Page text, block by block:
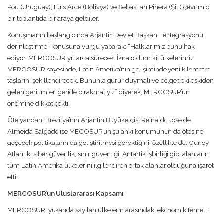
Pou (Uruguay); Luis Arce (Bolivya) ve Sebastian Pinera (Şili) çevrimiçi
bir toplantıda bir araya geldiler.
Konuşmanın başlangıcında Arjantin Devlet Başkanı “entegrasyonu
derinleştirme” konusuna vurgu yaparak: “Halklarımız bunu hak
ediyor. MERCOSUR yıllarca sürecek. İkna oldum ki; ülkelerimiz
MERCOSUR sayesinde, Latin Amerika’nın gelişiminde yeni kilometre
taşlarını şekillendirecek. Bununla gurur duymalı ve bölgedeki eskiden
gelen gerilimleri geride bırakmalıyız” diyerek, MERCOSUR’un
önemine dikkat çekti.
Öte yandan, Brezilya’nın Arjantin Büyükelçisi Reinaldo Jose de
Almeida Salgado ise MECOSUR’un şu anki konumunun da ötesine
geçecek politikaların da geliştirilmesi gerektiğini; özellikle de, Güney
Atlantik, siber güvenlik, sınır güvenliği, Antartik İşbirliği gibi alanların
tüm Latin Amerika ülkelerini ilgilendiren ortak alanlar olduğuna işaret
etti.
MERCOSUR’un Uluslararası Kapsamı
MERCOSUR, yukarıda sayılan ülkelerin arasındaki ekonomik temelli